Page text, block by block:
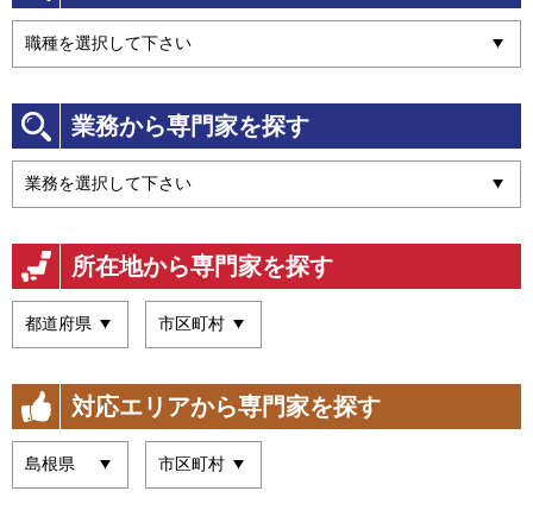
業務から専門家を探す
所在地から専門家を探す
対応エリアから専門家を探す